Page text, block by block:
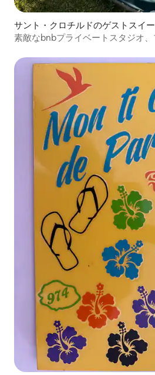
サント・クロチルドのゲストスイ
素敵なbnbプライベートスタジオ、